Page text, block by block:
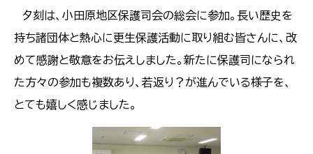
夕刻は、小田原地区保護司会の総会に参加。長い歴史を
持ち諸団体と熱心に更生保護活動に取り組む皆さんに、改
めて感謝と敬意をお伝えしました。新たに保護司になられ
た方々の参加も複数あり、若返り？が進んでいる様子を、
とても嬉しく感じました。